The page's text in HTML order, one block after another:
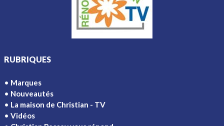
RUBRIQUES
Marques
Nouveautés
La maison de Christian - TV
Vidéos